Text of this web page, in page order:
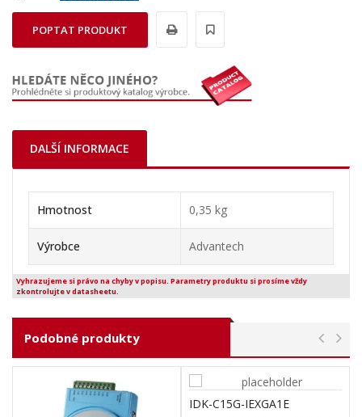
POPTAT PRODUKT
DALŠÍ INFORMACE
Hmotnost 0,35 kg
Výrobce Advantech
Vyhrazujeme si právo na chyby v popisu. Parametry produktu si prosíme vždy
zkontrolujte v datasheetu.
Podobné produkty
IDK-C15G-IEXGA1E